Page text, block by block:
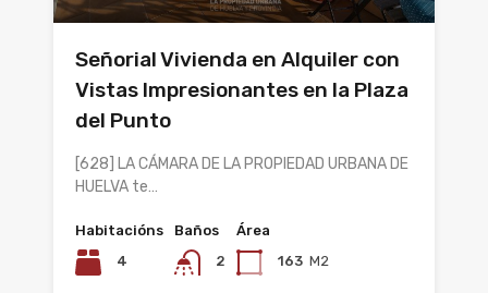
Señorial Vivienda en Alquiler con
Vistas Impresionantes en la Plaza
del Punto
[628] LA CÁMARA DE LA PROPIEDAD URBANA DE
HUELVA te…
Habitacións
4
Baños
2
Área
163 M2